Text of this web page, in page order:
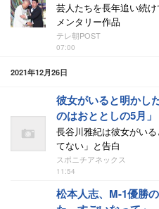
芸人たちを長年追い続
メンタリー作品
テレ朝POST
07:00
2021年12月26日
彼女がいると明かし
のはおととしの5月」
長谷川雅紀は彼女がい
てない」と告白
スポニチアネックス
11:54
松本人志、M-1優勝